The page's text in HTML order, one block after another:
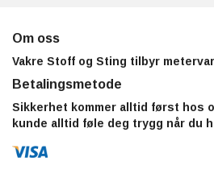
Om oss
Vakre Stoff og Sting tilbyr
Betalingsmetode
Sikkerhet kommer alltid først hos
kunde alltid føle deg trygg når du